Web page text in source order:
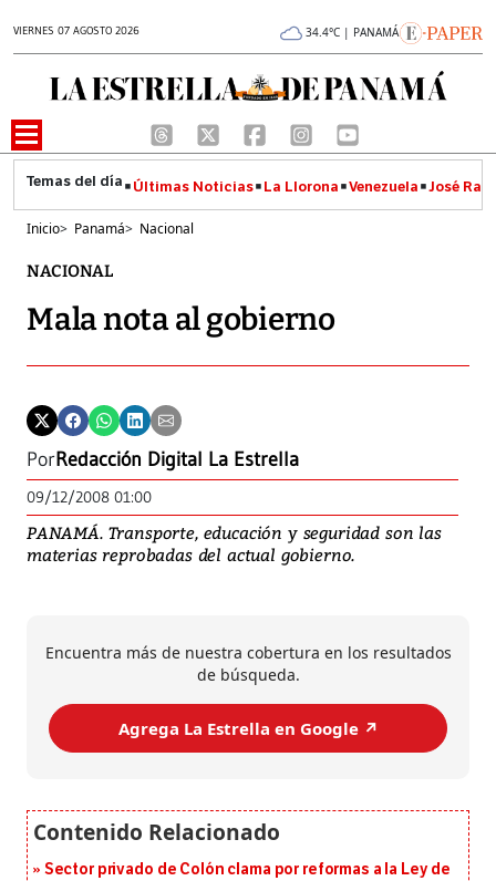
VIERNES 07 AGOSTO 2026 34.4°C | PANAMÁ
Últimas Noticias La Llorona Venezuela José
Inicio> Panamá> Nacional
NACIONAL
Mala nota al gobierno
PorRedacción Digital La Estrella
09/12/2008 01:00
PANAMÁ. Transporte, educación y seguridad son las
materias reprobadas del actual gobierno.
Encuentra más de nuestra cobertura en los resultados
de búsqueda.
Agrega La Estrella en Google ↗️
Sector privado de Colón clama por reformas a la Ley de